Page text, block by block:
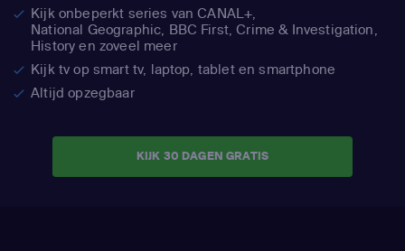
Kijk onbeperkt series van CANAL+,
National Geographic, BBC First, Crime & Investigation,
History en zoveel meer
Kijk tv op smart tv, laptop, tablet en smartphone
Altijd opzegbaar
KIJK 30 DAGEN GRATIS